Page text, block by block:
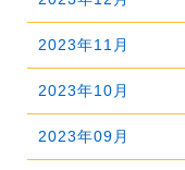
2026年04月
2026年03月
2026年02月
2026年01月
2025年09月
2025年08月
2025年07月
2025年06月
2023年11月
2023年10月
2023年09月